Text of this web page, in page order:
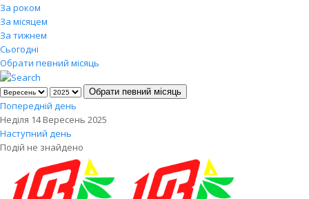
За роком
За місяцем
За тижнем
Сьогодні
Обрати певний місяць
Обрати певний місяць
Попередній день
Неділя 14 Вересень 2025
Наступний день
Подій не знайдено